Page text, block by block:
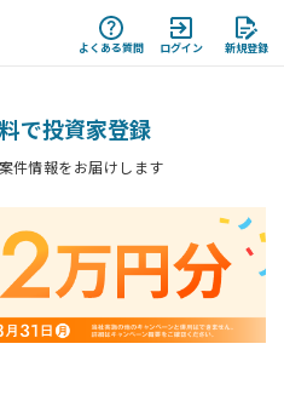
よくある質問 ログイン 新規登録
で投資家登録
件情報をお届けします